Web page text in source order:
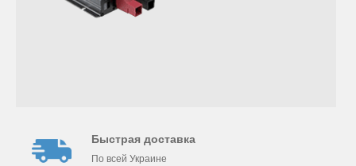
Быстрая доставка
По всей Украине